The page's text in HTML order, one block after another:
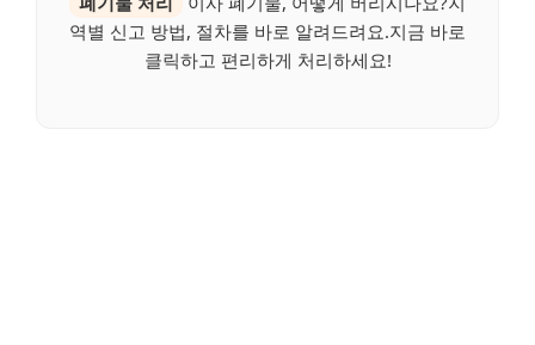
역별 신고 방법, 절차를 바로 알려드려요.지금 바로
클릭하고 편리하게 처리하세요!